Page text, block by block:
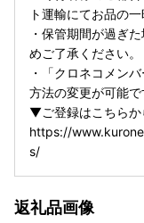
ト運輸にてお品の
・保管期間が過ぎ
めご了承ください。
・「クロネコメン
方法の変更が可能で
▼ご登録はこちらか
https://
s/
返礼品画像